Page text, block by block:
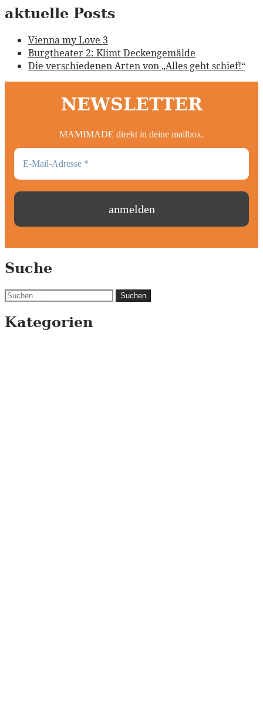
aktuelle Posts
Vienna my Love 3
Burgtheater 2: Klimt Deckengemälde
Die verschiedenen Arten von „Alles geht schief!“
NEWSLETTER
MAMIMADE direkt in deine mailbox.
Suche
Suchen
Kategorien